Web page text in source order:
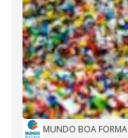
MUNDO BOA FORMA